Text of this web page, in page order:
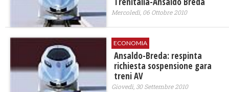
Mercoledì, 06 Ottobre 2010
ECONOMIA
Ansaldo-Breda: respinta
richiesta sospensione gara
treni AV
Giovedì, 30 Settembre 2010